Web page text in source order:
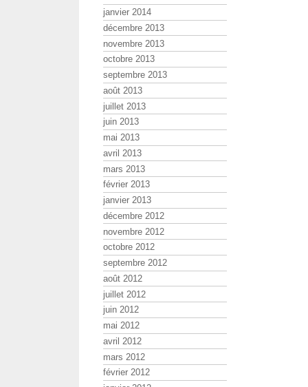
janvier 2014
décembre 2013
novembre 2013
octobre 2013
septembre 2013
août 2013
juillet 2013
juin 2013
mai 2013
avril 2013
mars 2013
février 2013
janvier 2013
décembre 2012
novembre 2012
octobre 2012
septembre 2012
août 2012
juillet 2012
juin 2012
mai 2012
avril 2012
mars 2012
février 2012